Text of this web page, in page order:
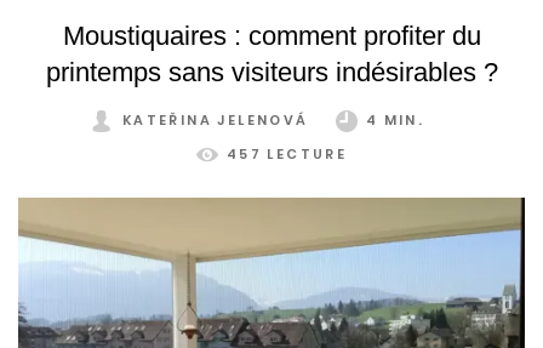
de protection solaire adapté, pratique et astucieux, vous
pouvez profiter de votre jardin d'hiver confortablement et
Moustiquaires : comment profiter du
printemps sans visiteurs indésirables ?
KATEŘINA JELENOVÁ
4 MIN.
457 LECTURE